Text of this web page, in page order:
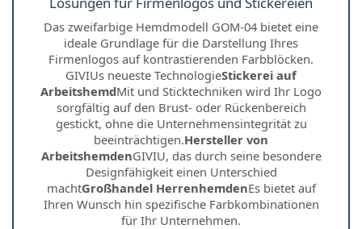
Das zweifarbige Hemdmodell GOM-04 bietet eine
ideale Grundlage für die Darstellung Ihres
Firmenlogos auf kontrastierenden Farbblöcken.
GIVIUs neueste TechnologieStickerei auf
ArbeitshemdMit und Sticktechniken wird Ihr Logo
sorgfältig auf den Brust- oder Rückenbereich
gestickt, ohne die Unternehmensintegrität zu
beeinträchtigen.Hersteller von
ArbeitshemdenGIVIU, das durch seine besondere
Designfähigkeit einen Unterschied
machtGroßhandel HerrenhemdenEs bietet auf
Ihren Wunsch hin spezifische Farbkombinationen
für Ihr Unternehmen.